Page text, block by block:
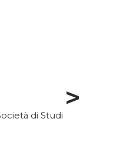
>
di Studi